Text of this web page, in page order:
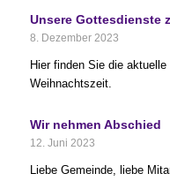
Unsere Gottesdienste
8. Dezember 2023
Hier finden Sie die
Weihnachtszeit.
Wir nehmen Abschied
12. Juni 2023
Liebe Gemeinde, liebe